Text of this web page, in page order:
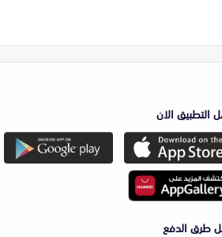
التطبيق الان
طرق الدفع